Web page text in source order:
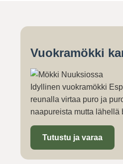
Vuokramökki
Idyllinen vuokramökki
reunalla virtaa puro ja
naapureista mutta lähellä
Tutustu ja varaa